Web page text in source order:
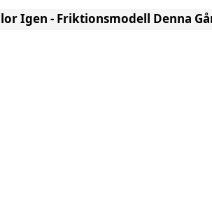
Igen - Friktionsmodell Denna